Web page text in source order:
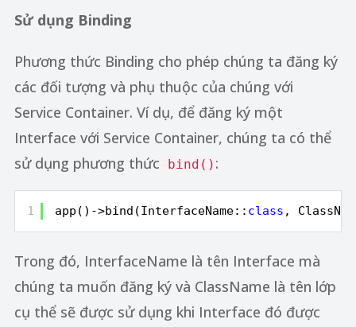
Sử dụng Binding
Phương thức Binding cho phép chúng ta đăng ký
các đối tượng và phụ thuộc của chúng với
Service Container. Ví dụ, để đăng ký một
Interface với Service Container, chúng ta có thể
sử dụng phương thức bind() :
1 app()->bind(InterfaceName:: class ,
Trong đó, InterfaceName là tên Interface mà
chúng ta muốn đăng ký và ClassName là tên lớp
cụ thể sẽ được sử dụng khi Interface đó được